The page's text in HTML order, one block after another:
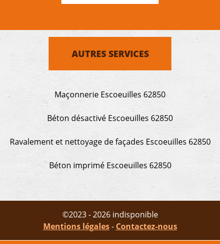
AUTRES SERVICES
Maçonnerie Escoeuilles 62850
Béton désactivé Escoeuilles 62850
Ravalement et nettoyage de façades Escoeuilles 62850
Béton imprimé Escoeuilles 62850
©2023 - 2026 indisponible
Mentions légales- Contactez-nous